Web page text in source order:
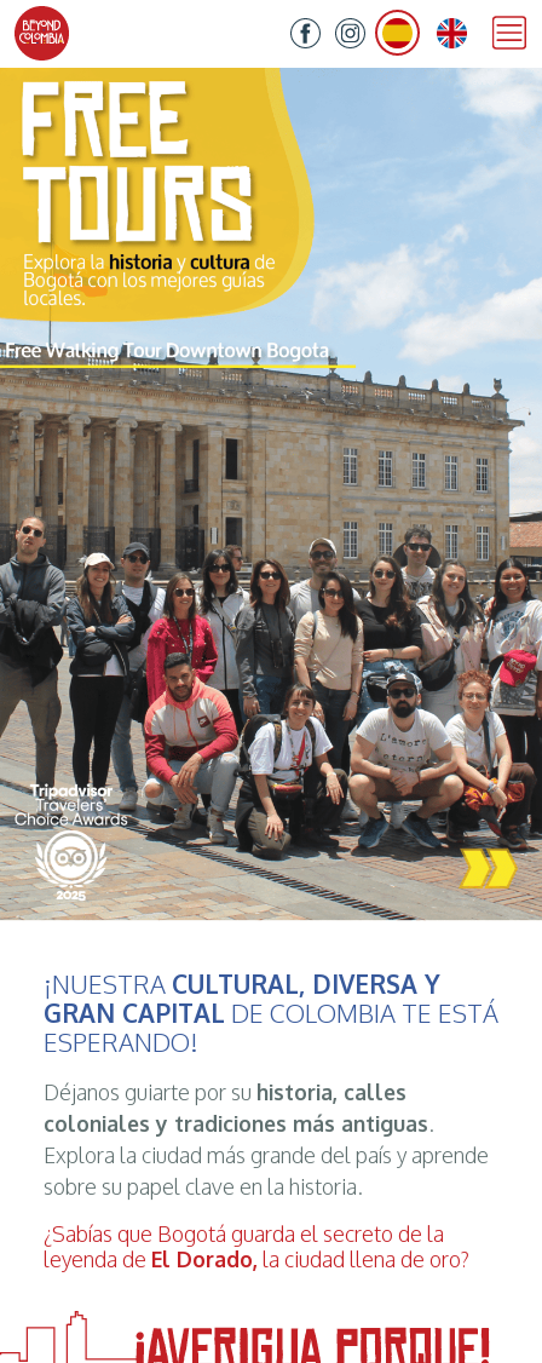
¡NUESTRA CULTURAL, DIVERSA Y
GRAN CAPITAL DE COLOMBIA TE ESTÁ
ESPERANDO!
Déjanos guiarte por su historia, calles
coloniales y tradiciones más antiguas.
Explora la ciudad más grande del país y aprende
sobre su papel clave en la historia.
¿Sabías que Bogotá guarda el secreto de la
leyenda de El Dorado, la ciudad llena de oro?